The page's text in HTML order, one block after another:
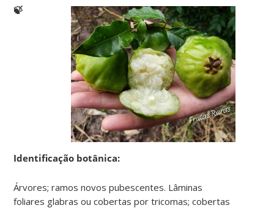
🍃
Identificação botânica:
Árvores; ramos novos pubescentes. Lâminas
foliares glabras ou cobertas por tricomas; cobertas